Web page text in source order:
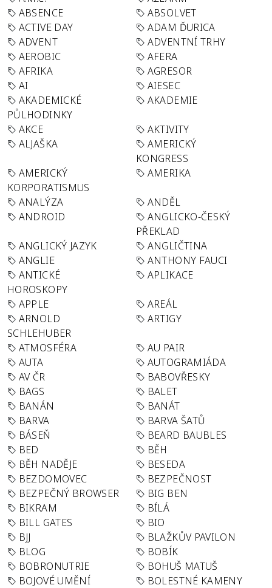
ABSENCE
ABSOLVET
ACTIVE DAY
ADAM ĎURICA
ADVENT
ADVENTNÍ TRHY
AEROBIC
AFERA
AFRIKA
AGRESOR
AI
AIESEC
AKADEMICKÉ
PŮLHODINKY
AKADEMIE
AKCE
AKTIVITY
ALJAŠKA
AMERICKÝ
KONGRESS
AMERICKÝ
KORPORATISMUS
AMERIKA
ANALÝZA
ANDĚL
ANDROID
ANGLICKO-ČESKÝ
PŘEKLAD
ANGLICKÝ JAZYK
ANGLIČTINA
ANGLIE
ANTHONY FAUCI
ANTICKÉ
HOROSKOPY
APLIKACE
APPLE
AREÁL
ARNOLD
SCHLEHUBER
ARTIGY
ATMOSFÉRA
AU PAIR
AUTA
AUTOGRAMIÁDA
AV ČR
BABOVŘESKY
BAGS
BALET
BANÁN
BANÁT
BARVA
BARVA ŠATŮ
BÁSEŇ
BEARD BAUBLES
BED
BĚH
BĚH NADĚJE
BESEDA
BEZDOMOVEC
BEZPEČNOST
BEZPEČNÝ BROWSER
BIG BEN
BIKRAM
BÍLÁ
BILL GATES
BIO
BJJ
BLAŽKŮV PAVILON
BLOG
BOBÍK
BOBRONUTRIE
BOHUŠ MATUŠ
BOJOVÉ UMĚNÍ
BOLESTNÉ KAMENY